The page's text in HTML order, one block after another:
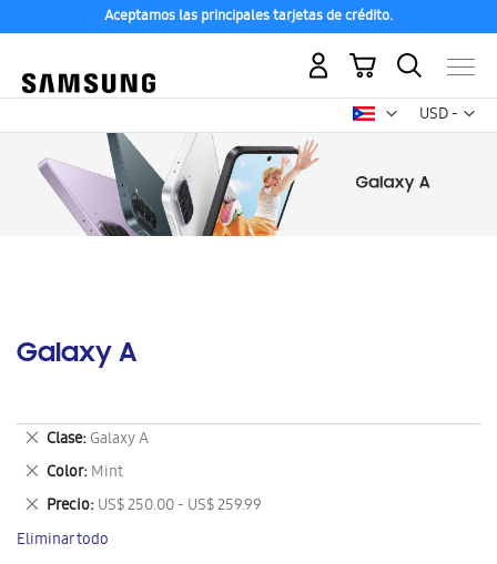
Aceptamos las principales tarjetas de crédito.
USD -
dólar
Mi carrito
Galaxy A
Clase Galaxy A
Eliminar
este
artículo
Color Mint
Eliminar
este
artículo
Precio US$ 250.00 - US$ 259.99
Eliminar
este
artículo
Eliminar todo